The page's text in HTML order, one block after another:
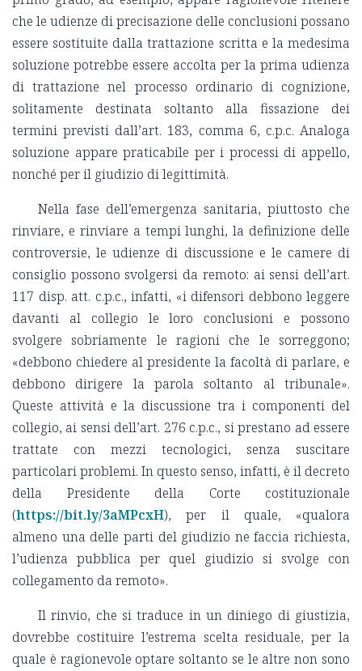
che le udienze di precisazione delle conclusioni possano
essere sostituite dalla trattazione scritta e la medesima
soluzione potrebbe essere accolta per la prima udienza
di trattazione nel processo ordinario di cognizione,
solitamente destinata soltanto alla fissazione dei
termini previsti dall’art. 183, comma 6, c.p.c. Analoga
soluzione appare praticabile per i processi di appello,
nonché per il giudizio di legittimità.
Nella fase dell’emergenza sanitaria, piuttosto che
rinviare, e rinviare a tempi lunghi, la definizione delle
controversie, le udienze di discussione e le camere di
consiglio possono svolgersi da remoto: ai sensi dell’art.
117 disp. att. c.p.c., infatti, «i difensori debbono leggere
davanti al collegio le loro conclusioni e possono
svolgere sobriamente le ragioni che le sorreggono;
«debbono chiedere al presidente la facoltà di parlare, e
debbono dirigere la parola soltanto al tribunale».
Queste attività e la discussione tra i componenti del
collegio, ai sensi dell’art. 276 c.p.c., si prestano ad essere
trattate con mezzi tecnologici, senza suscitare
particolari problemi. In questo senso, infatti, è il decreto
della Presidente della Corte costituzionale
(https://bit.ly/3aMPcxH), per il quale, «qualora
almeno una delle parti del giudizio ne faccia richiesta,
l’udienza pubblica per quel giudizio si svolge con
collegamento da remoto».
Il rinvio, che si traduce in un diniego di giustizia,
dovrebbe costituire l’estrema scelta residuale, per la
quale è ragionevole optare soltanto se le altre non sono